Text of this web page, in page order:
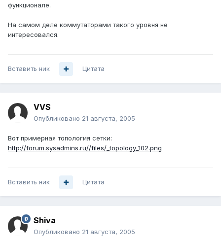
функционале.
На самом деле коммутаторами такого уровня не
интересовался.
Вставить ник Цитата
VVS
Опубликовано 21 августа, 2005
Вот примерная топология сетки:
http://forum.sysadmins.ru//files/_topology_102.png
Вставить ник Цитата
Shiva
Опубликовано 21 августа, 2005